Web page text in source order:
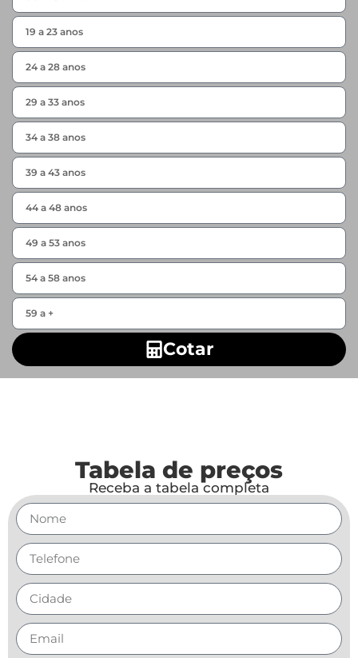
Cotar
Tabela de preços
Receba a tabela completa